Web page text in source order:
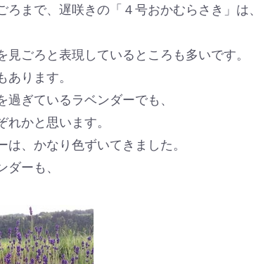
まで、遅咲きの「４号おかむらさき」は、
ごろと表現しているところも多いです。
ります。
ぎているラベンダーでも、
かと思います。
、かなり色ずいてきました。
ーも、